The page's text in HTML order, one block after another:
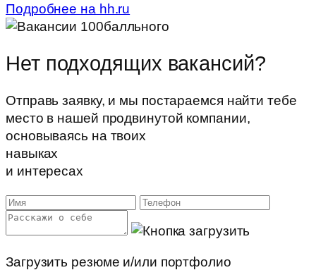
Подробнее на hh.ru
Нет подходящих вакансий?
Отправь заявку, и мы постараемся найти тебе
место в нашей продвинутой компании,
основываясь на твоих
навыках
и интересах
Загрузить резюме и/или портфолио